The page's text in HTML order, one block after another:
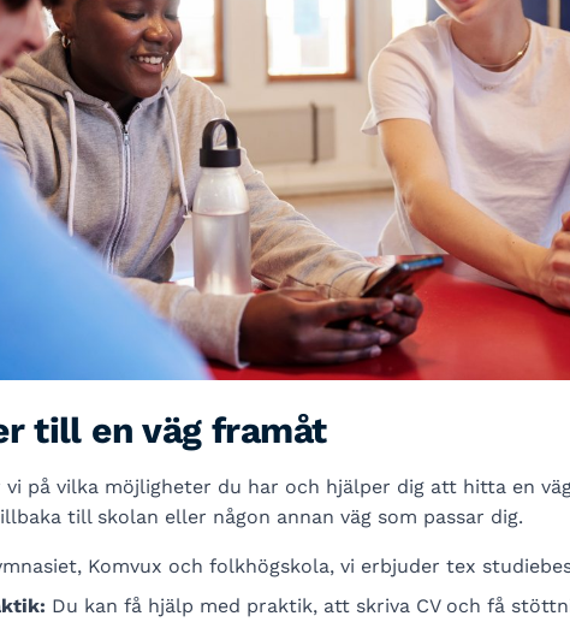
till en väg framåt
på vilka möjligheter du har och hjälper dig att hitta en
till skolan eller någon annan väg som passar dig.
Komvux och folkhögskola, vi erbjuder tex
Du kan få hjälp med praktik, att skriva CV och få